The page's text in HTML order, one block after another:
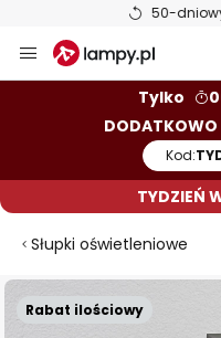
50-
Przejdź
do
Tylko
DODATKOWO
Kod:
TYDZIEŃ
Słupki oświetleniowe
Rabat ilościowy
Przejdź
na